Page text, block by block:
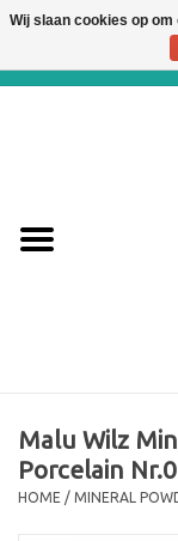
Merken
Malu Wilz
Porcelain
HOME / MINERAL
Wij slaan cookies op